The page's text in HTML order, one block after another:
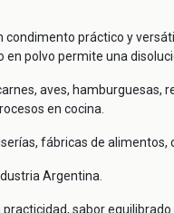
condimento práctico y
polvo permite una
aves,
en cocina.
fábricas de alimentos,
Argentina.
sabor